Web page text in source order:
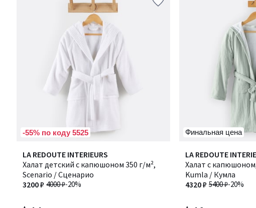
-55% по коду 5525
LA REDOUTE INTERIEURS
Халат детский с капюшоном 350 г/м²,
Scenario / Сценарио
4000 ₽-20%
3200 ₽
4,4
/ 5
Финальная цена
LA REDOUTE
Халат с
Kumla / Кумла
5400 ₽-20%
4320 ₽
4,2
/ 5